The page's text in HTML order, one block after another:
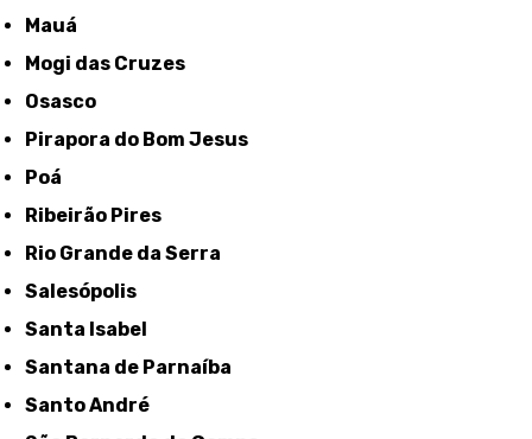
Mauá
Mogi das Cruzes
Osasco
Pirapora do Bom Jesus
Poá
Ribeirão Pires
Rio Grande da Serra
Salesópolis
Santa Isabel
Santana de Parnaíba
Santo André